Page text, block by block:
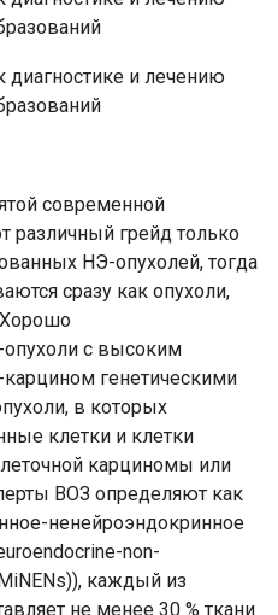
современной
различный грейд только
НЭ-опухолей, тогда
сразу как опухоли,
с высоким
генетическими
в которых
клетки и клетки
карциномы или
ВОЗ определяют как
ненейроэндокринное
non-
каждый из
не менее 30 % ткани